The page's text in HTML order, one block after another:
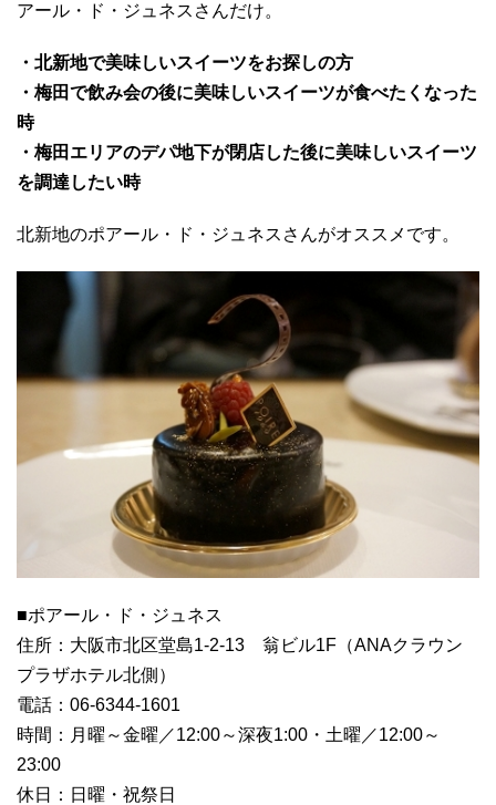
アール・ド・ジュネスさんだけ。
・北新地で美味しいスイーツをお探しの方
・梅田で飲み会の後に美味しいスイーツが食べたくなった
時
・梅田エリアのデパ地下が閉店した後に美味しいスイーツ
を調達したい時
北新地のポアール・ド・ジュネスさんがオススメです。
■ポアール・ド・ジュネス
住所：大阪市北区堂島1-2-13 翁ビル1F（ANAクラウン
プラザホテル北側）
電話：06-6344-1601
時間：月曜～金曜／12:00～深夜1:00・土曜／12:00～
23:00
休日：日曜・祝祭日